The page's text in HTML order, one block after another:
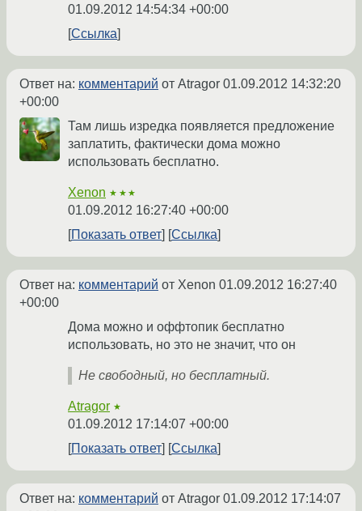
01.09.2012 14:54:34 +00:00
Ссылка
Ответ на: комментарий от Atragor 01.09.2012 14:32:20
+00:00
Там лишь изредка появляется предложение
заплатить, фактически дома можно
использовать бесплатно.
Xenon ★★★
01.09.2012 16:27:40 +00:00
Показать ответ
Ссылка
Ответ на: комментарий от Xenon 01.09.2012 16:27:40
+00:00
Дома можно и оффтопик бесплатно
использовать, но это не значит, что он
Не свободный, но бесплатный.
Atragor ★
01.09.2012 17:14:07 +00:00
Показать ответ
Ссылка
Ответ на: комментарий от Atragor 01.09.2012 17:14:07